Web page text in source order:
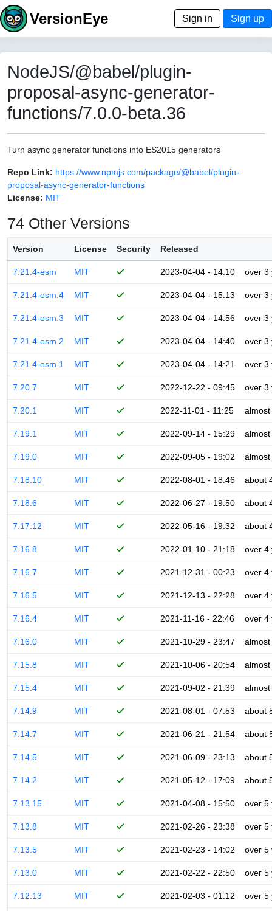
VersionEye Sign in Sign up
NodeJS/@babel/plugin-
proposal-async-generator-
functions/7.0.0-beta.36
Turn async generator functions into ES2015 generators
Repo Link: https://www.npmjs.com/package/@babel/plugin-
proposal-async-generator-functions
License: MIT
74 Other Versions
Version License Security Released
7.21.4-esm MIT 2023-04-04 - 14:10 over 3
7.21.4-esm.4 MIT 2023-04-04 - 15:13 over 3
7.21.4-esm.3 MIT 2023-04-04 - 14:56 over 3
7.21.4-esm.2 MIT 2023-04-04 - 14:40 over 3
7.21.4-esm.1 MIT 2023-04-04 - 14:21 over 3
7.20.7 MIT 2022-12-22 - 09:45 over 3
7.20.1 MIT 2022-11-01 - 11:25
7.19.1 MIT 2022-09-14 - 15:29
7.19.0 MIT 2022-09-05 - 19:02
7.18.10 MIT 2022-08-01 - 18:46 about
7.18.6 MIT 2022-06-27 - 19:50 about
7.17.12 MIT 2022-05-16 - 19:32 about
7.16.8 MIT 2022-01-10 - 21:18 over 4
7.16.7 MIT 2021-12-31 - 00:23 over 4
7.16.5 MIT 2021-12-13 - 22:28 over 4
7.16.4 MIT 2021-11-16 - 22:46 over 4
7.16.0 MIT 2021-10-29 - 23:47
7.15.8 MIT 2021-10-06 - 20:54
7.15.4 MIT 2021-09-02 - 21:39
7.14.9 MIT 2021-08-01 - 07:53 about
7.14.7 MIT 2021-06-21 - 21:54 about
7.14.5 MIT 2021-06-09 - 23:13 about
7.14.2 MIT 2021-05-12 - 17:09 about
7.13.15 MIT 2021-04-08 - 15:50 over 5
7.13.8 MIT 2021-02-26 - 23:38 over 5
7.13.5 MIT 2021-02-23 - 14:02 over 5
7.13.0 MIT 2021-02-22 - 22:50 over 5
7.12.13 MIT 2021-02-03 - 01:12 over 5